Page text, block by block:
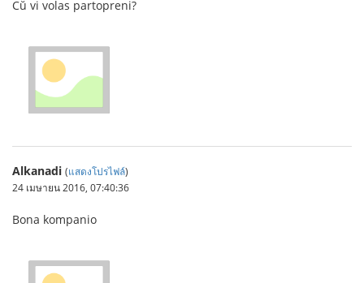
Cŭ vi volas partopreni?
Alkanadi (แสดงโปรไฟล์)
24 เมษายน 2016, 07:40:36
Bona kompanio